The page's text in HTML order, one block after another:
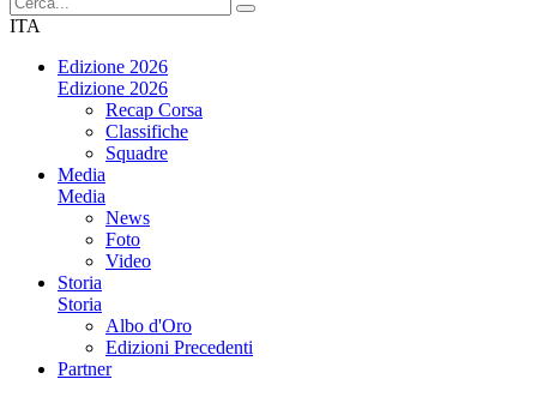
ITA
Edizione 2026
Edizione 2026
Recap Corsa
Classifiche
Squadre
Media
Media
News
Foto
Video
Storia
Storia
Albo d'Oro
Edizioni Precedenti
Partner